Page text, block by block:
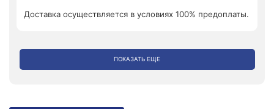
Доставка осуществляется в условиях 100% предоплаты.
ПОКАЗАТЬ ЕЩЕ